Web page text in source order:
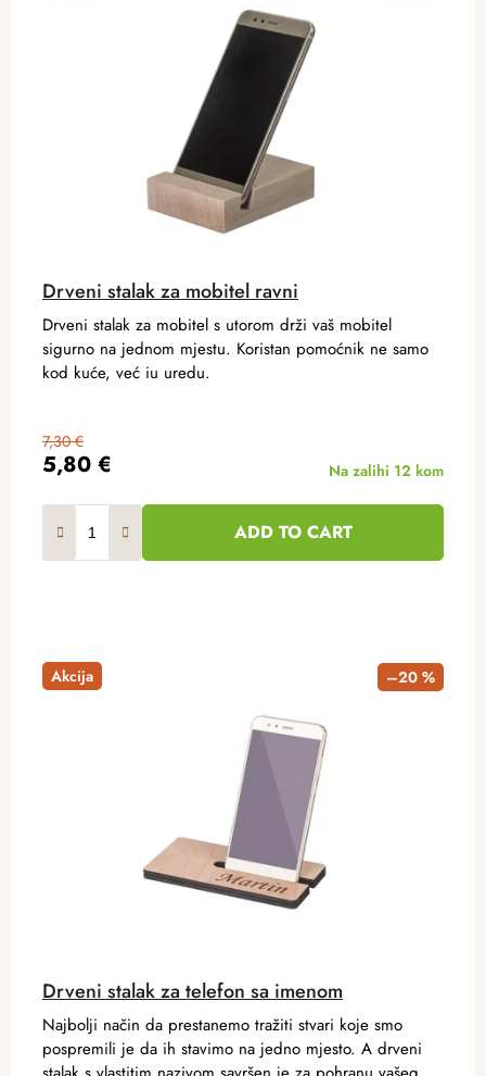
Drveni stalak za mobitel ravni
5,80 €
7,30 €
Na zalihi 12 kom
ADD TO CART
Drveni stalak za mobitel s utorom drži vaš mobitel
sigurno na jednom mjestu. Koristan pomoćnik ne samo
kod kuće, već iu uredu.
Akcija –20 %
Drveni stalak za telefon sa imenom
Najbolji način da prestanemo tražiti stvari koje smo
pospremili je da ih stavimo na jedno mjesto. A drveni